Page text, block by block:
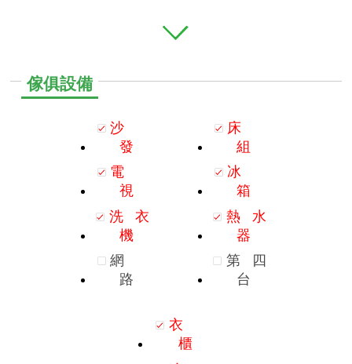
傢俱設備
沙
發
電
視
洗
衣
機
網
路
床
組
冰
箱
熱
水
器
第
四
台
衣
櫃